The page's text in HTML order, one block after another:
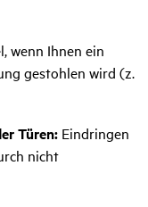
wenn Ihnen ein
gestohlen wird (z.
Türen: Eindringen
nicht